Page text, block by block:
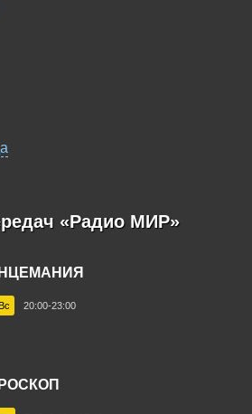
FM
FM
«Радио МИР»
20:00-23:00